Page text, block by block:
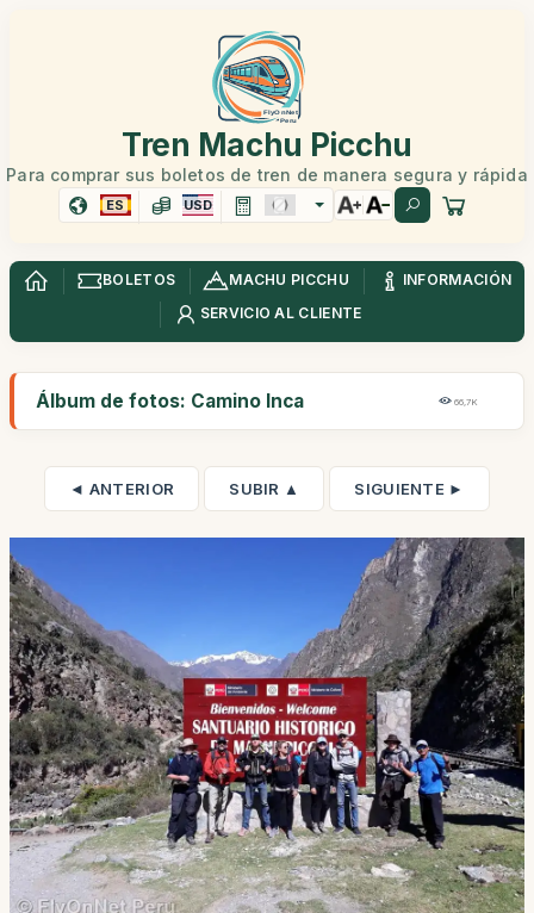
Tren Machu Picchu
Para comprar sus boletos de tren de manera segura y rápida
ES USD
BOLETOS MACHU PICCHU
INFORMACIÓN
SERVICIO AL CLIENTE
Álbum de fotos: Camino Inca 66,7K
◄ ANTERIOR SUBIR ▲ SIGUIENTE ►